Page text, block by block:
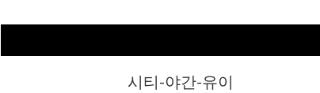
시티-야간-유이